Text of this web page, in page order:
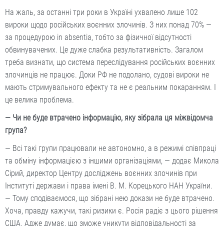
На жаль, за останні три роки в Україні ухвалено лише 102
вироки щодо російських воєнних злочинів. З них понад 70% —
за процедурою in absentia, тобто за фізичної відсутності
обвинувачених. Це дуже слабка результативність. Загалом
треба визнати, що система переслідування російських воєнних
злочинців не працює. Доки РФ не подолано, судові вироки не
мають стримувального ефекту та не є реальним покаранням. І
це велика проблема.
— Чи не буде втрачено інформацію, яку зібрала ця міжвідомча
група?
— Всі такі групи працювали не автономно, а в режимі співпраці
та обміну інформацією з іншими організаціями, — додає Микола
Сірий, директор Центру досліджень воєнних злочинів при
Інституті держави і права імені В. М. Корецького НАН України.
— Тому сподіваємося, що зібрані нею докази не буде втрачено.
Хоча, правду кажучи, такі ризики є. Росія радіє з цього рішення
США. Адже думає, що зможе уникути відповідальності за